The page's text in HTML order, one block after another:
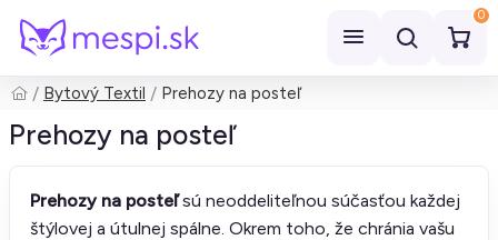
0
Hľadať
Bytový Textil Prehozy na posteľ
Prehozy na posteľ
Prehozy na posteľsú neoddeliteľnou súčasťou každej
štýlovej a útulnej spálne. Okrem toho, že chránia vašu